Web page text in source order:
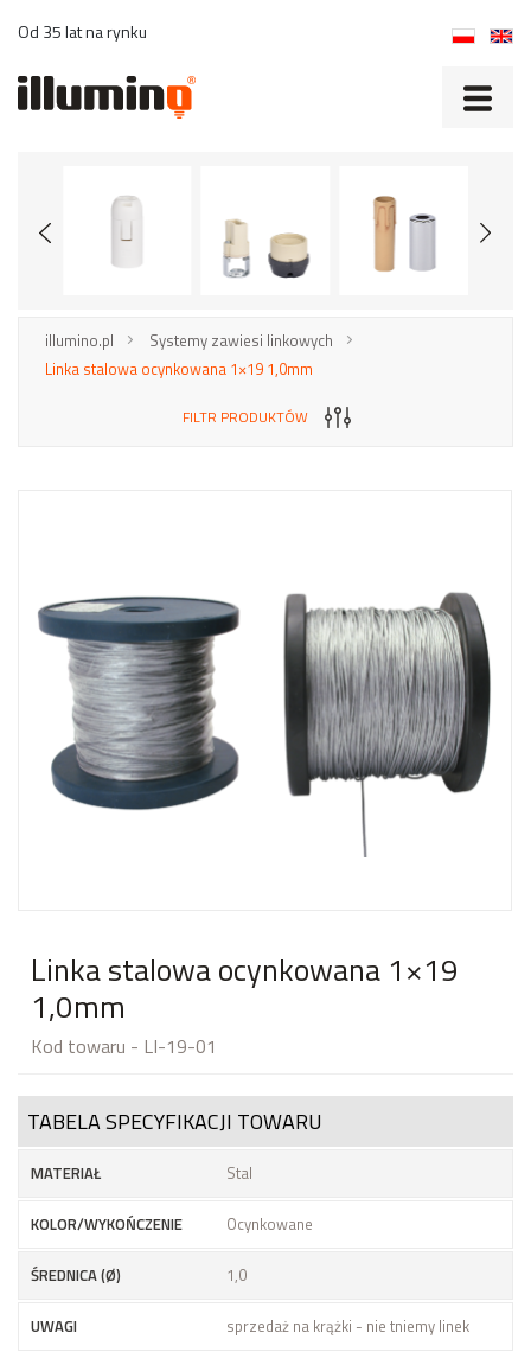
Od 35 lat na rynku
illumino.pl
Systemy zawiesi linkowych
Linka stalowa ocynkowana 1×19 1,0mm
FILTR PRODUKTÓW
Linka stalowa ocynkowana 1×19
1,0mm
Kod towaru - LI-19-01
TABELA SPECYFIKACJI TOWARU
MATERIAŁ Stal
KOLOR/WYKOŃCZENIE Ocynkowane
ŚREDNICA (Ø) 1,0
UWAGI sprzedaż na krążki - nie tniemy linek